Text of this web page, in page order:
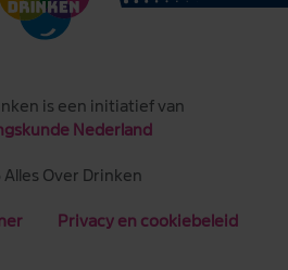
Over Drinken
is een initiatief van
Nederland
Privacy en cookiebeleid